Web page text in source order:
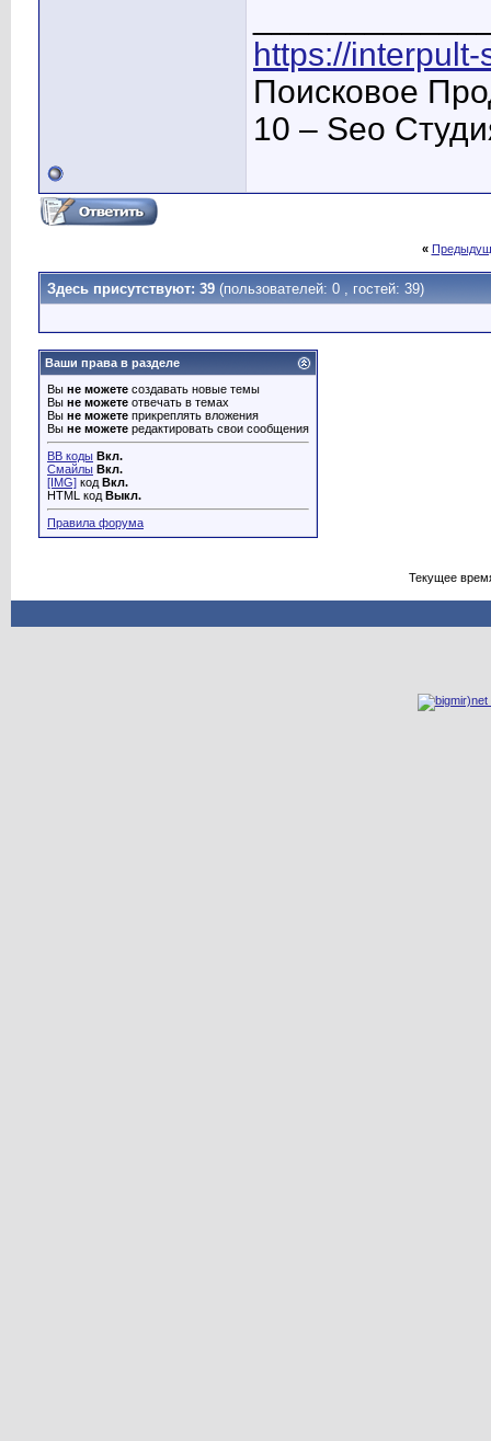
https://
Поисковое
10 – Seo
«
Здесь присутствуют: 39 (пользователей: 0 , гостей: 39)
Ваши права в разделе
Вы не можете создавать новые темы
Вы не можете отвечать в темах
Вы не можете прикреплять вложения
Вы не можете редактировать свои сообщения
BB коды Вкл.
Смайлы Вкл.
[IMG] код Вкл.
HTML код Выкл.
Правила форума
Текущее